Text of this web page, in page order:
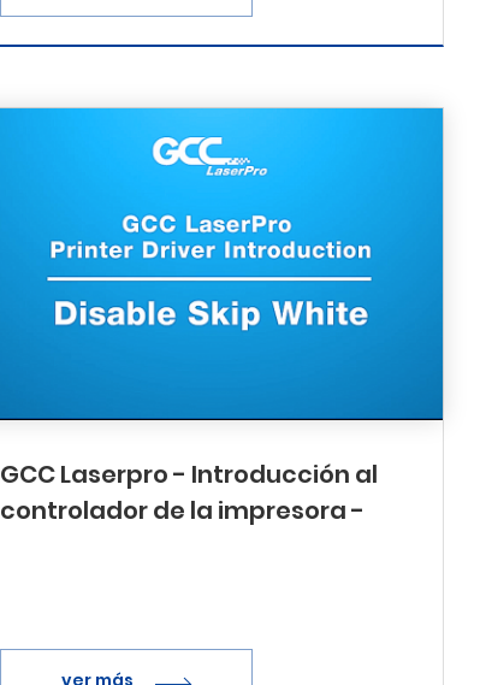
GCC Laserpro - Introducción al
controlador de la impresora -
ver más